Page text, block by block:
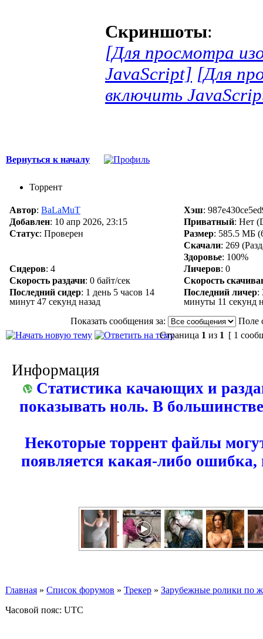
Скриншоты:
[Для просмотра
JavaScript] [Для
включить
Вернуться к началу
Торрент
Автор: BaLaMuT Хэш:
Добавлен: 10 апр 2026, 23:15 Приватный: Нет
Статус: Проверен Размер: 585.5 МБ
Скачали: 269
Здоровье: 100%
Сидеров: 4 Личеров: 0
Скорость раздачи: 0 байт/сек
Скорость
Последний сидер: 1 день 5 часов 14
минут 47 секунд назад
Последний личер:
минуты 11 секунд
Показать сообщения за:
Поле
Страница 1 из 1 [ 1
Информация
Статистика качающих и
показывать ноль. В
Некоторые торрент файлы
появляется какая-либо
Главная » Список форумов » Трекер » Зарубежные ролики по
Часовой пояс: UTC